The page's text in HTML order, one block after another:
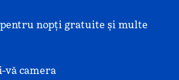
nopți gratuite și multe
vă camera